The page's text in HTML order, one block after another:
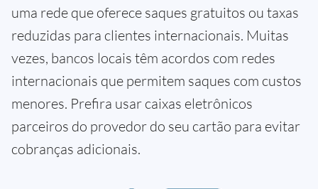
uma rede que oferece saques gratuitos ou taxas
reduzidas para clientes internacionais. Muitas
vezes, bancos locais têm acordos com redes
internacionais que permitem saques com custos
menores. Prefira usar caixas eletrônicos
parceiros do provedor do seu cartão para evitar
cobranças adicionais.